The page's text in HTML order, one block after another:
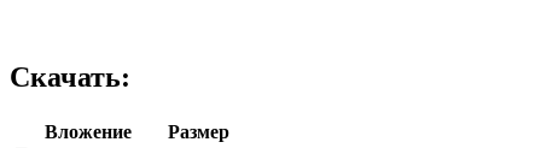
Скачать:
Вложение
Размер